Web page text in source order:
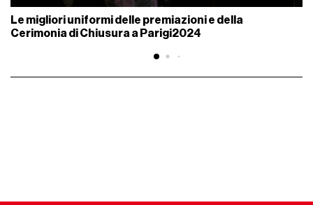
Le migliori uniformi delle premiazioni e della
Cerimonia di Chiusura a Parigi2024